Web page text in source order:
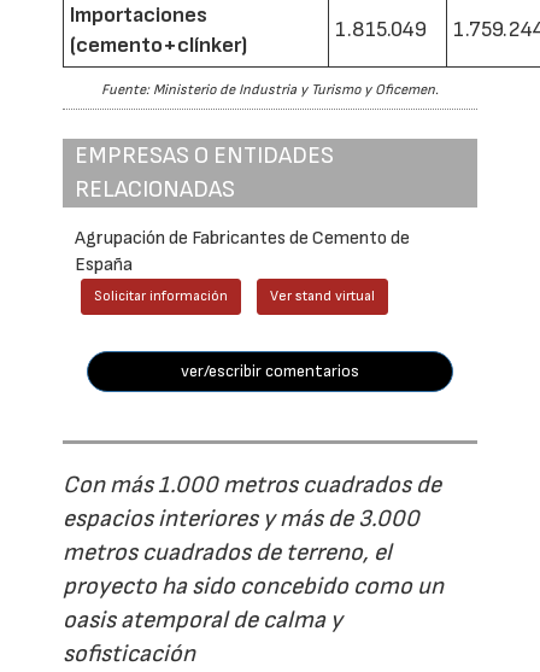
Importaciones
(cemento+clínker)
1.815.049
Fuente: Ministerio de Industria y Turismo y Oficemen.
EMPRESAS O ENTIDADES
RELACIONADAS
Agrupación de Fabricantes de Cemento de
España
Solicitar información Ver stand virtual
ver/escribir comentarios
Con más 1.000 metros cuadrados de
espacios interiores y más de 3.000
metros cuadrados de terreno, el
proyecto ha sido concebido como un
oasis atemporal de calma y
sofisticación